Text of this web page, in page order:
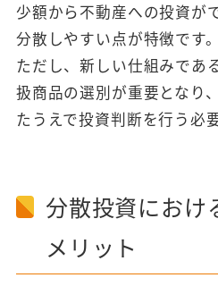
少額から不動産への投資が
分散しやすい点が特徴です。
ただし、新しい仕組みであ
扱商品の選別が重要となり
たうえで投資判断を行う必
分散投資におけ
メリット